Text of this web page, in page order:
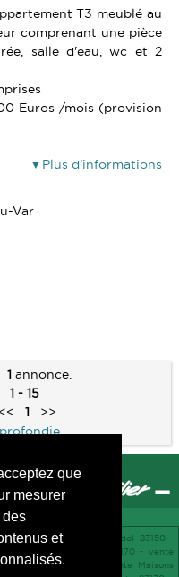
que
mesurer
des
et
T3 meublé au
comprenant une pièce
salle d'eau, wc et 2
Euros /mois (provision
Plus d'informations
Var
1 annonce.
1 - 15
<< 1
>>
et Commerce Bandol 83150 -
Camps-la-Source 83170 - vente
Pignans 83790 -
vente Maisons